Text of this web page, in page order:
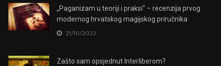
„Paganizam u teoriji i praksi“ – recenzija prvog
modernog hrvatskog magijskog priručnika
21/10/2022
Zašto sam opsjednut Interliberom?